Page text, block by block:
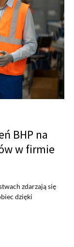
BHP na
w firmie
zdarzają się
dzięki